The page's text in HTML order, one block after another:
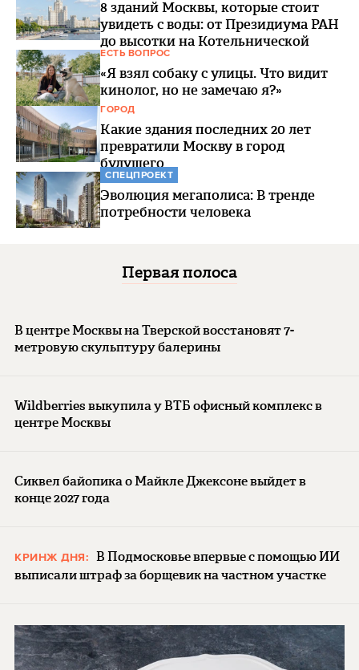
8 зданий Москвы, которые стоит
увидеть с воды: от Президиума РАН
до высотки на Котельнической
ЕСТЬ ВОПРОС
«Я взял собаку с улицы. Что видит
кинолог, но не замечаю я?»
ГОРОД
Какие здания последних 20 лет
превратили Москву в город
будущего
СПЕЦПРОЕКТ
Эволюция мегаполиса: В тренде
потребности человека
Первая полоса
В центре Москвы на Тверской восстановят 7-
метровую скульптуру балерины
Wildberries выкупила у ВТБ офисный комплекс в
центре Москвы
Сиквел байопика о Майкле Джексоне выйдет в
конце 2027 года
КРИНЖ ДНЯ: В Подмосковье впервые с помощью ИИ
выписали штраф за борщевик на частном участке